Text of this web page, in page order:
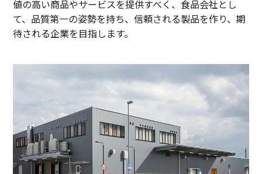
値の高い商品やサービスを提供すべく、食品会社とし
て、品質第一の姿勢を持ち、信頼される製品を作り、期
待される企業を目指します。